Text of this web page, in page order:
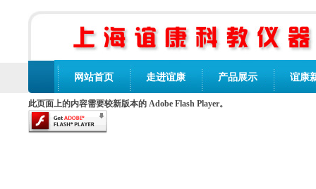
网站首页 走进谊康 产品展示 谊康
此页面上的内容需要较新版本的 Adobe Flash Player。